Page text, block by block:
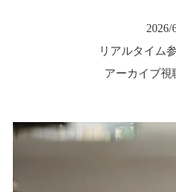
2026/
リアルタイム
アーカイブ視